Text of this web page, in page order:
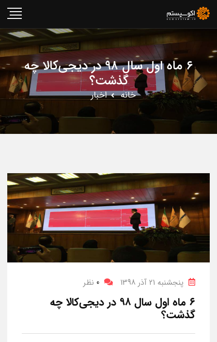
۶ ماه اول سال ۹۸ در دیجی‌کالا چه
گذشت؟
خانه اخبار
پنجشنبه 21 آذر 1398 0 نظر
۶ ماه اول سال ۹۸ در دیجی‌کالا چه
گذشت؟